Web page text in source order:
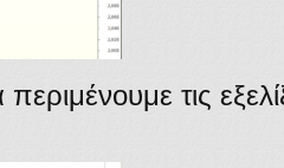
τις